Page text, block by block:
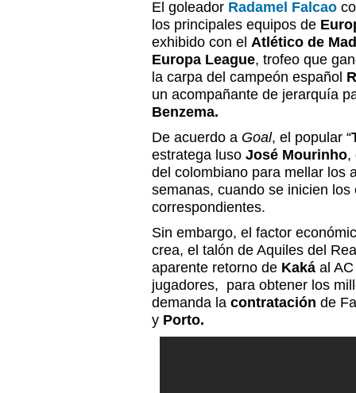
El goleador Radamel Falcao
los principales equipos de
exhibido con el Atlético de
Europa League, trofeo que
la carpa del campeón español
un acompañante de jerarquía
Benzema.
De acuerdo a Goal, el popular “
estratega luso José Mourinho,
del colombiano para mellar los
semanas, cuando se inicien los
correspondientes.
Sin embargo, el factor
crea, el talón de Aquiles del
aparente retorno de Kaká al
jugadores, para obtener los
demanda la contratación de
y Porto.